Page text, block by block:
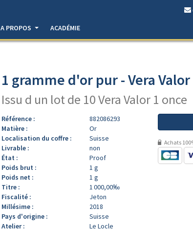
A PROPOS ACADÉMIE
1 gramme d'or pur - Vera Valor
Issu d un lot de 10 Vera Valor 1 once
Référence :
882086293
Matière :
Or
Localisation du coffre :
Suisse
Livrable :
non
État :
Proof
Poids brut :
1 g
Poids net :
1 g
Titre :
1 000,00‰
Fiscalité :
Jeton
Millésime :
2018
Pays d'origine :
Suisse
Atelier :
Le Locle
Achats